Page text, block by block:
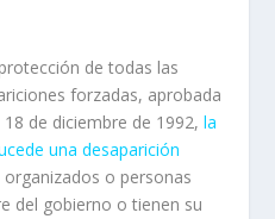
de todas las
forzadas, aprobada
de diciembre de 1992, la
una desaparición
o personas
del gobierno o tienen su